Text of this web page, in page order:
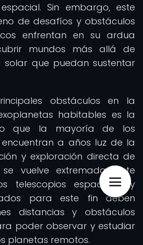
Sin embargo, este
de desafíos y obstáculos
enfrentan en su ardua
mundos más allá de
solar que puedan sustentar
obstáculos en la
habitables es la
que la mayoría de los
a años luz de la
y exploración directa de
vuelve extremadamente
telescopios espaciales y
para este fin deben
distancias y obstáculos
poder observar y estudiar
planetas remotos.